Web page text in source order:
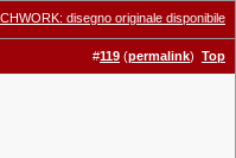
disegno originale disponibile
#119 (permalink) Top